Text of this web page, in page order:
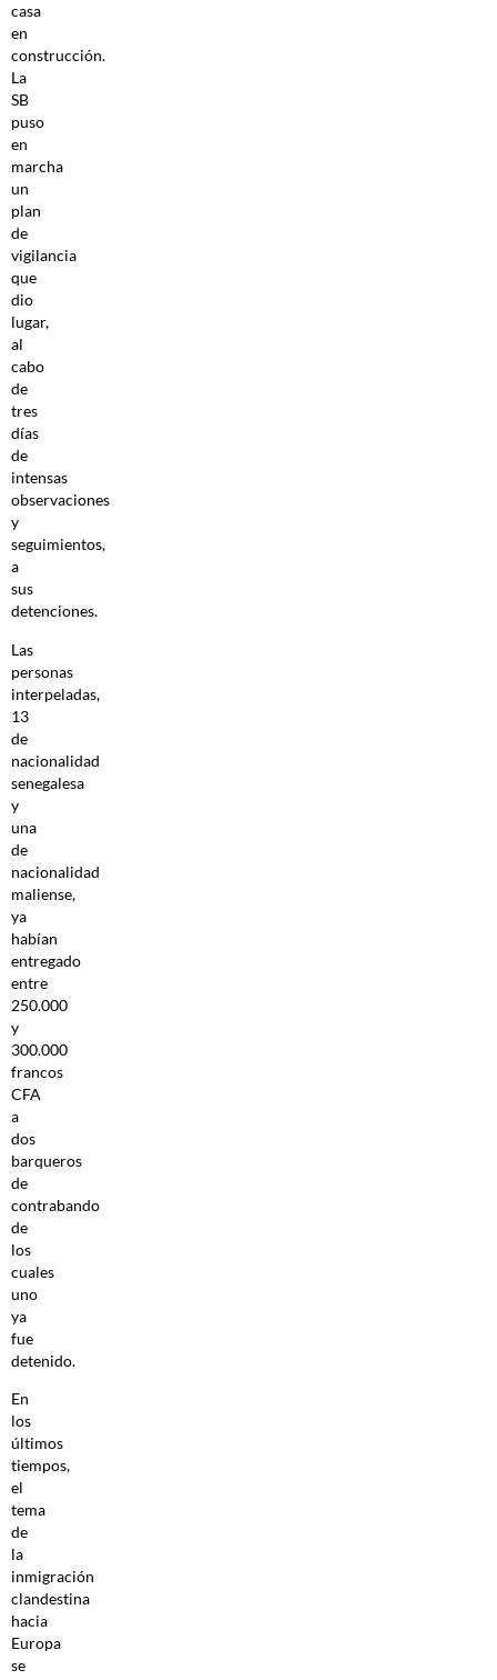
casa
en
construcción.
La
SB
puso
en
marcha
un
plan
de
vigilancia
que
dio
lugar,
al
cabo
de
tres
días
de
intensas
observaciones
y
seguimientos,
a
sus
detenciones.
Las
personas
interpeladas,
13
de
nacionalidad
senegalesa
y
una
de
nacionalidad
maliense,
ya
habían
entregado
entre
250.000
y
300.000
francos
CFA
a
dos
barqueros
de
contrabando
de
los
cuales
uno
ya
fue
detenido.
En
los
últimos
tiempos,
el
tema
de
la
inmigración
clandestina
hacia
Europa
se